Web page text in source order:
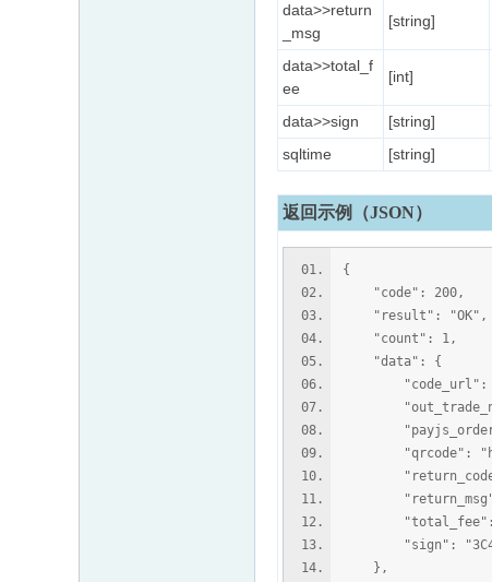
data>>return
_msg
[string]
data>>total_f
ee
[int]
data>>sign [string]
sqltime
[string]
返回示例（JSON）
{
"code": 200,
"result": "OK",
"count": 1,
"data": {
"code_url":
"out_trade_no":
"payjs_order_id":
"qrcode": "https://
"return_msg":
"total_fee":
"sign":
},